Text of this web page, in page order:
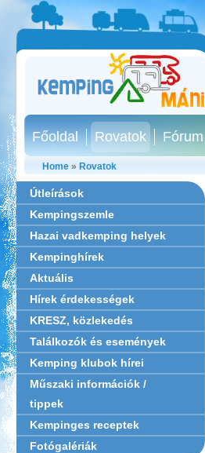
Főoldal Rovatok Fórum
Home» Rovatok
Útleírások
Kempingszemle
Hazai vadkemping helyek
Kempinghírek
Aktuális
Hírek érdekességek
KRESZ, közlekedés
Találkozók és események
Kemping klubok hírei
Műszaki információk /
tippek
Kempinges receptek
Fotógalériák